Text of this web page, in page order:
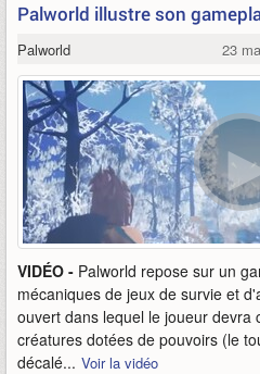
Palworld illustre son
Palworld 23
VIDÉO - Palworld repose sur un
mécaniques de jeux de survie et
ouvert dans lequel le joueur devra
créatures dotées de pouvoirs (le
décalé... Voir la vidéo